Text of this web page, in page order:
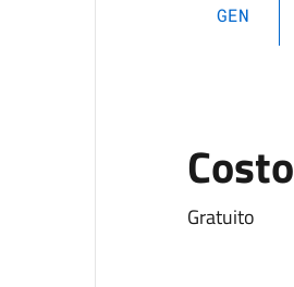
GEN
Costo
Gratuito